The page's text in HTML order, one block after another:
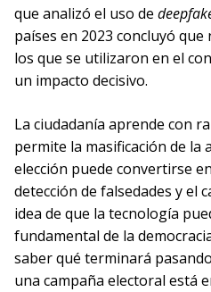
que analizó el uso de
países en 2023 concluyó
los que se utilizaron en el
un impacto decisivo.
La ciudadanía aprende con
permite la masificación de la
elección puede convertirse
detección de falsedades y el
idea de que la tecnología
fundamental de la
saber qué terminará
una campaña electoral está